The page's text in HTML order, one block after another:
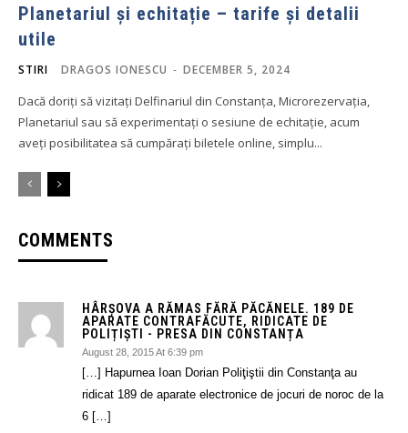
Planetariul și echitație – tarife și detalii
utile
STIRI DRAGOS IONESCU - DECEMBER 5, 2024
Dacă doriți să vizitați Delfinariul din Constanța, Microrezervația,
Planetariul sau să experimentați o sesiune de echitație, acum
aveți posibilitatea să cumpărați biletele online, simplu...
COMMENTS
HÂRȘOVA A RĂMAS FĂRĂ PĂCĂNELE. 189 DE
APARATE CONTRAFĂCUTE, RIDICATE DE
POLIȚIȘTI - PRESA DIN CONSTANȚA
August 28, 2015 At 6:39 pm
[…] Hapurnea Ioan Dorian Poliţiştii din Constanţa au
ridicat 189 de aparate electronice de jocuri de noroc de la
6 […]